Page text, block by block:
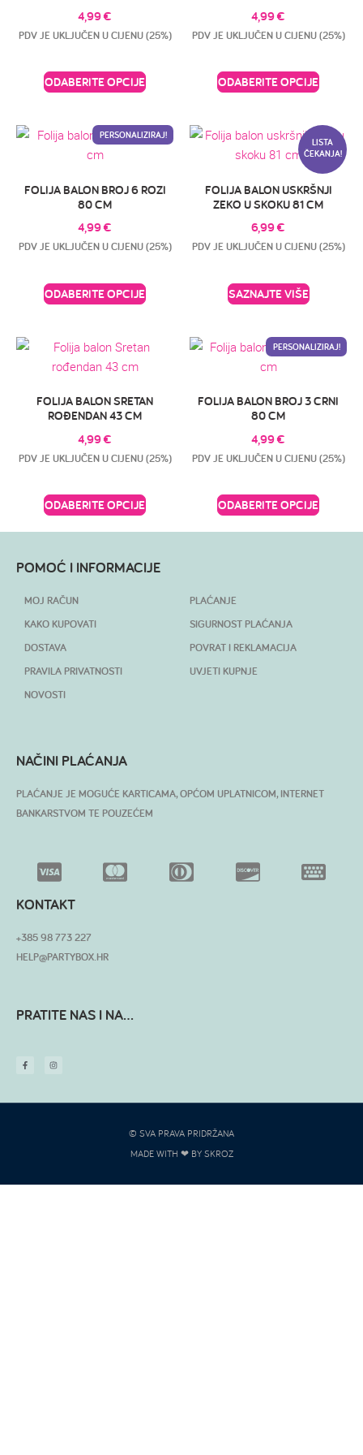
4,99€
PDV JE UKLJUČEN U CIJENU (25%)
ODABERITE OPCIJE
4,99€
PDV JE UKLJUČEN U CIJENU (25%)
ODABERITE OPCIJE
PERSONALIZIRAJ!
FOLIJA BALON BROJ 6 ROZI
80 CM
4,99€
PDV JE UKLJUČEN U CIJENU (25%)
ODABERITE OPCIJE
LISTA
ČEKANJA!
FOLIJA BALON USKRŠNJI
ZEKO U SKOKU 81 CM
6,99€
PDV JE UKLJUČEN U CIJENU (25%)
SAZNAJTE VIŠE
FOLIJA BALON SRETAN
ROĐENDAN 43 CM
4,99€
PDV JE UKLJUČEN U CIJENU (25%)
ODABERITE OPCIJE
PERSONALIZIRAJ!
FOLIJA BALON BROJ 3 CRNI
80 CM
4,99€
PDV JE UKLJUČEN U CIJENU (25%)
ODABERITE OPCIJE
POMOĆ I INFORMACIJE
MOJ RAČUN
KAKO KUPOVATI
DOSTAVA
PRAVILA PRIVATNOSTI
NOVOSTI
PLAĆANJE
SIGURNOST PLAĆANJA
POVRAT I REKLAMACIJA
UVJETI KUPNJE
NAČINI PLAĆANJA
PLAĆANJE JE MOGUĆE KARTICAMA, OPĆOM UPLATNICOM, INTERNET
BANKARSTVOM TE POUZEĆEM
KONTAKT
+385 98 773 227
HELP@PARTYBOX.HR
PRATITE NAS I NA...
© SVA PRAVA PRIDRŽANA
MADE WITH ❤ BY SKROZ